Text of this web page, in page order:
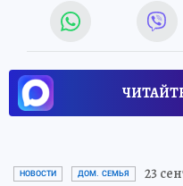
НОВОСТИ ДОМ. СЕМЬЯ 23